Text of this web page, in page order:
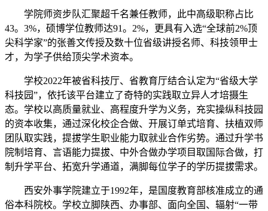
学院师资步队汇聚超千名兼任教师，此中高级职称占比
43。3%，硕博学位教师达91。2%，更具有入选“全球前2%顶
尖科学家”的张善文传授及数十位省级讲授名师、科技领甲士
才，为学子供给顶尖学术资本。
学校2022年被省科技厅、省教育厅结合认定为“省级大学
科技园”，依托该平台建立了奇特的实践取立异人才培摄生
态。学校以高质量就业、高程度升学为义务，充实操纵科技园
的资本收集，通过深化校企合做、开展订单式培育、扶植双师
团队取实践，提拔学生职业能力取就业合作劣势。通过升学书
院制培育、言语能力提拔、中外合做办学项目取国际合做，打
制升学平台、拓宽升学通道，满脚每位学子的学历提拔需求。
西安外事学院建立于1992年，是国度教育部核准成立的通
俗本科院校。学校立脚陕西、办事部、面向全国、辐射“一带